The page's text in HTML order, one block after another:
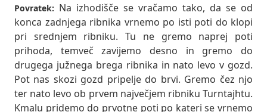
Povratek: Na izhodišče se vračamo tako, da se od
konca zadnjega ribnika vrnemo po isti poti do klopi
pri srednjem ribniku. Tu ne gremo naprej poti
prihoda, temveč zavijemo desno in gremo do
drugega južnega brega ribnika in nato levo v gozd.
Pot nas skozi gozd pripelje do brvi. Gremo čez njo
ter nato levo ob prvem največjem ribniku Turntajhtu.
Kmalu pridemo do prvotne poti po kateri se vrnemo